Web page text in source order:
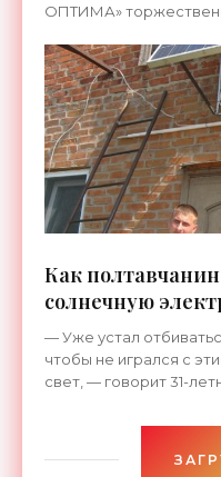
ОПТИМА»
регионе Украинских
Как
солнечную
Электроники»
— Уже устал
чтобы не игрался с
свет, — говорит 31-